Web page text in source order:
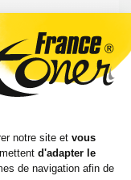
78,00 €HT
93,60 € TTC